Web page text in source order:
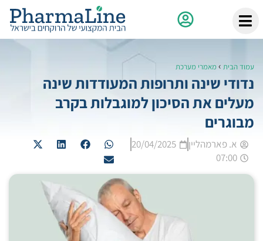
עמוד הבית ›מאמרי מערכת
נדודי שינה ותרופות המעודדות שינה
מעלים את הסיכון למוגבלות בקרב
מבוגרים
א. פארמהליין
20/04/2025
07:00